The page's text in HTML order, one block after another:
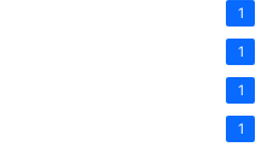
1
1
1
1